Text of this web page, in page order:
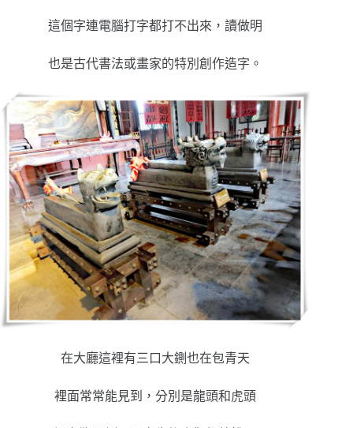
這個字連電腦打字都打不出來，讀做明
也是古代書法或畫家的特別創作造字。
在大廳這裡有三口大鍘也在包青天
裡面常常能見到，分別是龍頭和虎頭